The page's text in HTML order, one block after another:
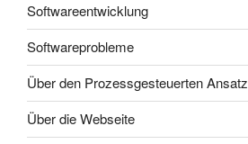
Softwareentwicklung
Softwareprobleme
Über den Prozessgesteuerten Ansatz
Über die Webseite